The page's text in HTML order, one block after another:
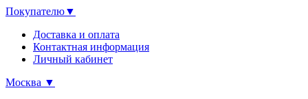
Покупателю▼
Доставка и оплата
Контактная информация
Личный кабинет
Москва ▼